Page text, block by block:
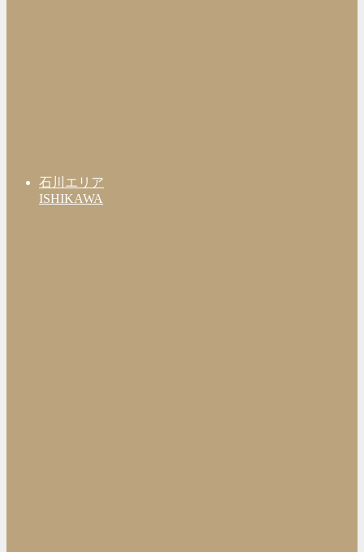
石川エリア
ISHIKAWA